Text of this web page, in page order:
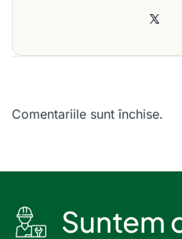
Comentariile sunt închise.
Suntem